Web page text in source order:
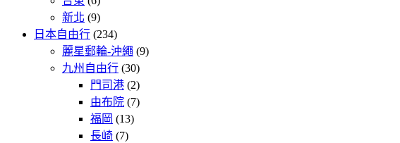
新北 (9)
日本自由行 (234)
麗星郵輪-沖繩 (9)
九州自由行 (30)
門司港 (2)
由布院 (7)
福岡 (13)
長崎 (7)